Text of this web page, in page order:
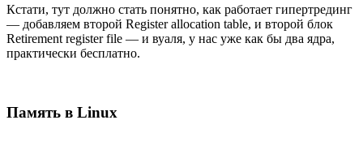
Кстати, тут должно стать понятно, как работает гипертрединг
— добавляем второй Register allocation table, и второй блок
Retirement register file — и вуаля, у нас уже как бы два ядра,
практически бесплатно.
Память в Linux